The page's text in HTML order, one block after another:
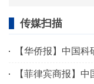
传媒扫描